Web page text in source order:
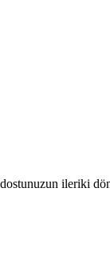
dostunuzun ileriki